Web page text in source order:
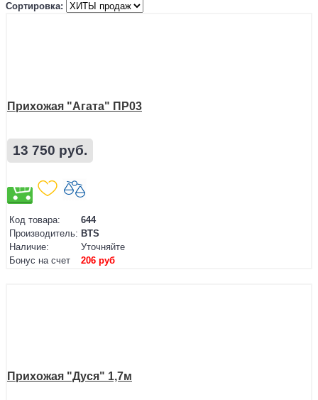
Сортировка:
Прихожая "Агата" ПР03
13 750 руб.
Код товара:
644
Производитель: BTS
Наличие:
Уточняйте
Бонус на счет
206 руб
Прихожая "Дуся" 1,7м